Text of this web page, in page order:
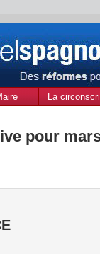
La
pour